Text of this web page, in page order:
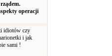
operacji
idiotów czy
i jak
sami !